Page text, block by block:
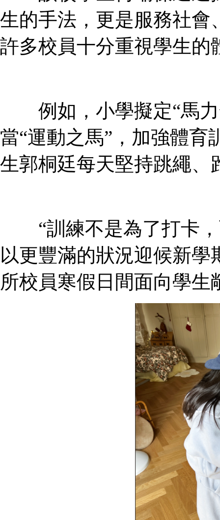
生的手法，更是服務社會
許多校員十分重視學生的
例如，小學擬定“馬力
當“運動之馬”，加強體
生郭桐廷每天堅持跳繩、
“訓練不是為了打卡，
以更豐滿的狀況迎候新學
所校員寒假日間面向學生